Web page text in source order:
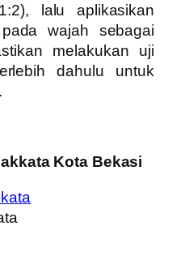
lalu aplikasikan
wajah sebagai
melakukan uji
dahulu untuk
Kota Bekasi